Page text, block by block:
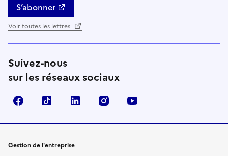
S’abonner
Voir toutes les lettres
Suivez-nous
sur les réseaux sociaux
FacebookTikTok Linkedin Instagram
Gestion de l'entreprise